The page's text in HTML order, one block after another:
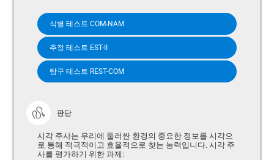
식별 테스트 COM-NAM
추정 테스트 EST-II
탐구 테스트 REST-COM
판단
시각 주사는 우리에 둘러싼 환경의 중요한 정보를 시각으
로 통해 적극적이고 효율적으로 찾는 능력입니다. 시각 주
사를 평가하기 위한 과제: